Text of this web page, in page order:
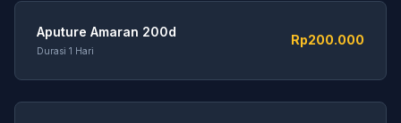
Aputure Amaran 200d
Durasi 1 Hari
Rp200.000